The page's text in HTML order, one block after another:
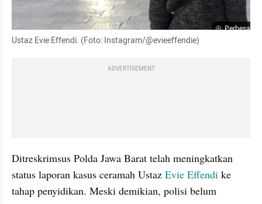
Perbesar
Ustaz Evie Effendi. (Foto: Instagram/@evieeffendie)
ADVERTISEMENT
Ditreskrimsus Polda Jawa Barat telah meningkatkan
status laporan kasus ceramah Ustaz Evie Effendi ke
tahap penyidikan. Meski demikian, polisi belum